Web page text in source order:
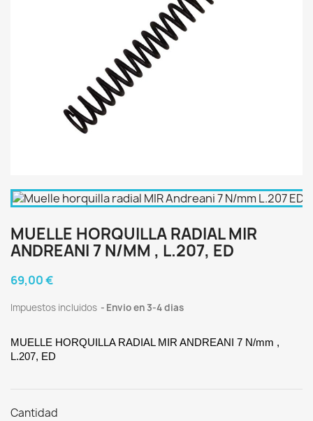
MUELLE HORQUILLA RADIAL MIR
ANDREANI 7 N/MM , L.207, ED
69,00 €
Impuestos incluidos Envio en 3-4 dias
MUELLE HORQUILLA RADIAL MIR ANDREANI 7 N/mm ,
L.207, ED
Cantidad